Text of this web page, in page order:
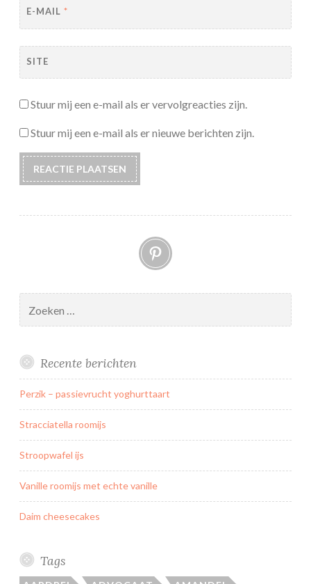
E-MAIL *
SITE
Stuur mij een e-mail als er vervolgreacties zijn.
Stuur mij een e-mail als er nieuwe berichten zijn.
Pinterest
naar:
Recente berichten
Perzik – passievrucht yoghurttaart
Stracciatella roomijs
Stroopwafel ijs
Vanille roomijs met echte vanille
Daim cheesecakes
Tags